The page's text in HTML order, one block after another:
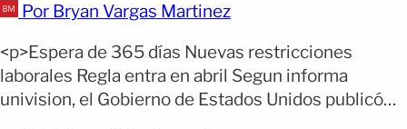
Por Bryan Vargas Martinez
<p>Espera de 365 días Nuevas restricciones
laborales Regla entra en abril Segun informa
univision, el Gobierno de Estados Unidos publicó